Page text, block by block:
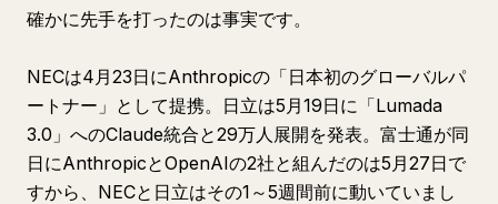
確かに先手を打ったのは事実です。
NECは4月23日にAnthropicの「日本初のグローバルパ
ートナー」として提携。日立は5月19日に「Lumada
3.0」へのClaude統合と29万人展開を発表。富士通が同
日にAnthropicとOpenAIの2社と組んだのは5月27日で
すから、NECと日立はその1～5週間前に動いていまし